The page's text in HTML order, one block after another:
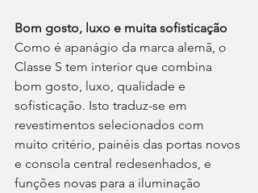
Bom gosto, luxo e muita sofisticação
Como é apanágio da marca alemã, o
Classe S tem interior que combina
bom gosto, luxo, qualidade e
sofisticação. Isto traduz-se em
revestimentos selecionados com
muito critério, painéis das portas novos
e consola central redesenhados, e
funções novas para a iluminação